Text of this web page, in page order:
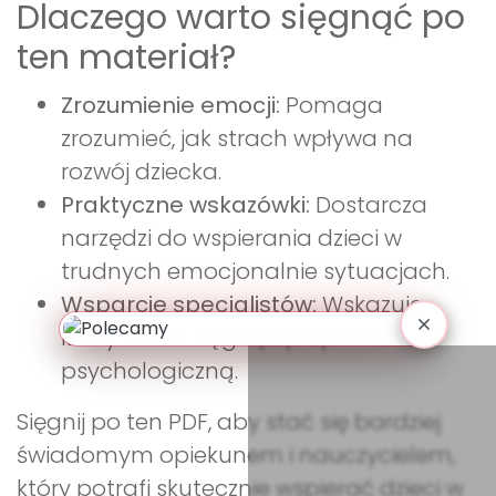
Dlaczego warto sięgnąć po
ten materiał?
Zrozumienie emocji: Pomaga
zrozumieć, jak strach wpływa na
rozwój dziecka.
Praktyczne wskazówki: Dostarcza
narzędzi do wspierania dzieci w
trudnych emocjonalnie sytuacjach.
Wsparcie specjalistów:Wskazuje,
kiedy warto sięgnąć po pomoc
psychologiczną.
Sięgnij po ten PDF, aby stać się bardziej
świadomym opiekunem i nauczycielem,
który potrafi skutecznie wspierać dzieci w